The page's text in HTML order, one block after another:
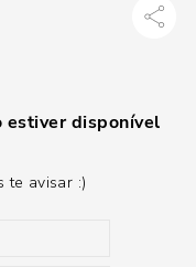
estiver disponível
te avisar :)